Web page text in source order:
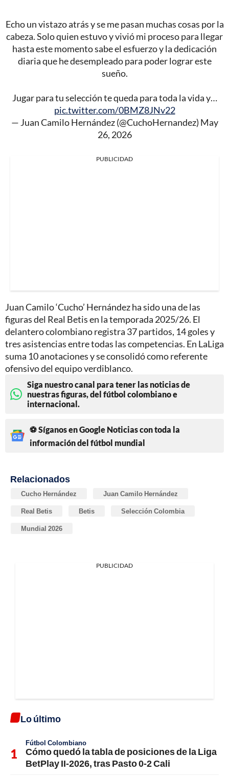
Echo un vistazo atrás y se me pasan muchas cosas por la
cabeza. Solo quien estuvo y vivió mi proceso para llegar
hasta este momento sabe el esfuerzo y la dedicación
diaria que he desempleado para poder lograr este
sueño.
Jugar para tu selección te queda para toda la vida y…
pic.twitter.com/0BMZ8JNv22
— Juan Camilo Hernández (@CuchoHernandez) May
26, 2026
PUBLICIDAD
Juan Camilo ‘Cucho’ Hernández ha sido una de las
figuras del Real Betis en la temporada 2025/26. El
delantero colombiano registra 37 partidos, 14 goles y
tres asistencias entre todas las competencias. En LaLiga
suma 10 anotaciones y se consolidó como referente
ofensivo del equipo verdiblanco.
Siga nuestro canal para tener las noticias de
nuestras figuras, del fútbol colombiano e
internacional.
⚽ Síganos en Google Noticias con toda la
información del fútbol mundial
Relacionados
Cucho Hernández Juan Camilo Hernández
Real Betis Betis Selección Colombia
Mundial 2026
PUBLICIDAD
Lo último
Fútbol Colombiano
Cómo quedó la tabla de posiciones de la Liga
BetPlay II-2026, tras Pasto 0-2 Cali